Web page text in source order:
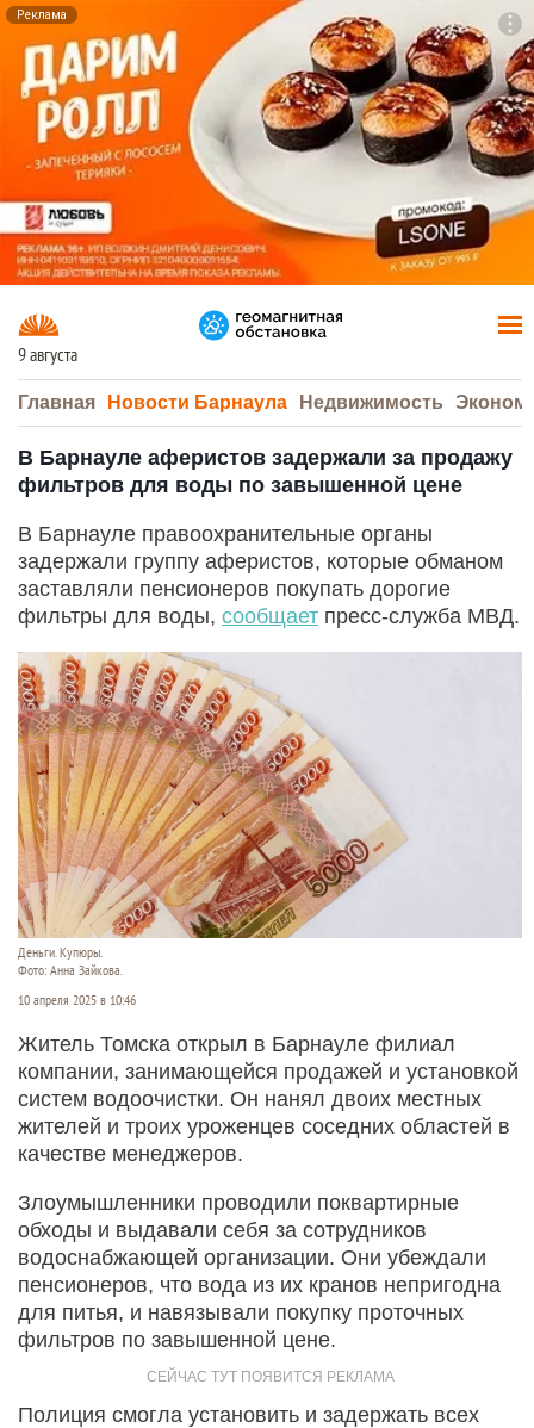
Реклама
9 августа
Главная Новости Барнаула Недвижимость
В Барнауле аферистов задержали за продажу
фильтров для воды по завышенной цене
В Барнауле правоохранительные органы
задержали группу аферистов, которые обманом
заставляли пенсионеров покупать дорогие
фильтры для воды, сообщает пресс-служба МВД.
Деньги. Купюры.
Фото: Анна Зайкова.
10 апреля 2025 в 10:46
Житель Томска открыл в Барнауле филиал
компании, занимающейся продажей и установкой
систем водоочистки. Он нанял двоих местных
жителей и троих уроженцев соседних областей в
качестве менеджеров.
Злоумышленники проводили поквартирные
обходы и выдавали себя за сотрудников
водоснабжающей организации. Они убеждали
пенсионеров, что вода из их кранов непригодна
для питья, и навязывали покупку проточных
фильтров по завышенной цене.
Полиция смогла установить и задержать всех